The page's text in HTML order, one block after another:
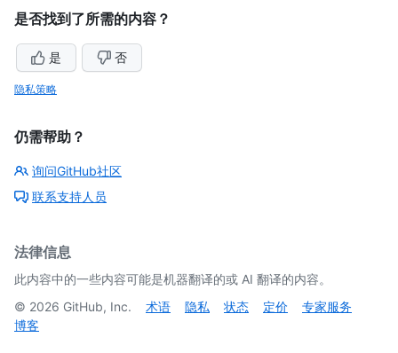
是否找到了所需的内容？
是 否
隐私策略
仍需帮助？
询问GitHub社区
联系支持人员
法律信息
此内容中的一些内容可能是机器翻译的或 AI 翻译的内容。
© 2026 GitHub, Inc. 术语 隐私 状态 定价
专家服务
博客